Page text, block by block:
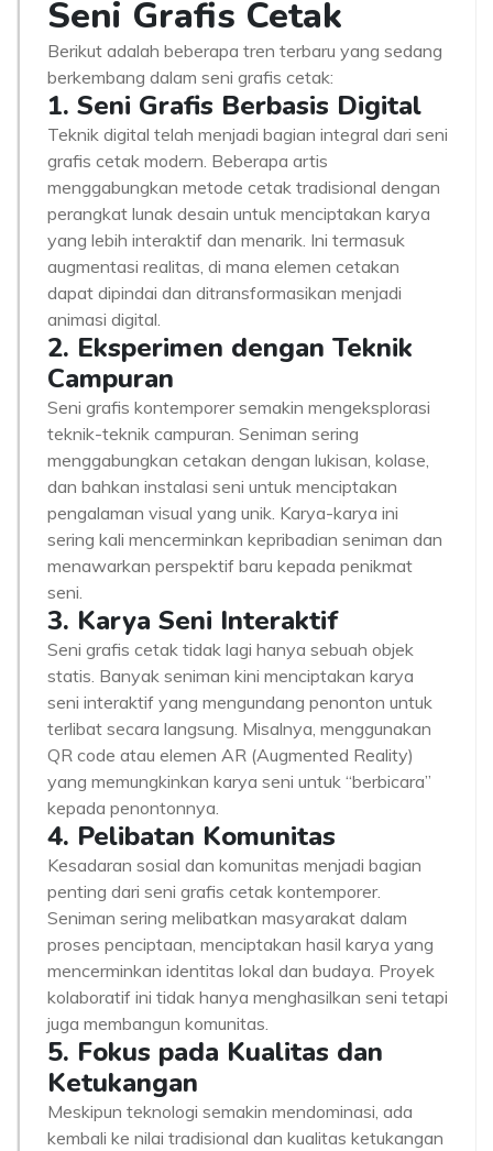
Seni Grafis Cetak
Berikut adalah beberapa tren terbaru yang sedang
berkembang dalam seni grafis cetak:
1. Seni Grafis Berbasis Digital
Teknik digital telah menjadi bagian integral dari seni
grafis cetak modern. Beberapa artis
menggabungkan metode cetak tradisional dengan
perangkat lunak desain untuk menciptakan karya
yang lebih interaktif dan menarik. Ini termasuk
augmentasi realitas, di mana elemen cetakan
dapat dipindai dan ditransformasikan menjadi
animasi digital.
2. Eksperimen dengan Teknik
Campuran
Seni grafis kontemporer semakin mengeksplorasi
teknik-teknik campuran. Seniman sering
menggabungkan cetakan dengan lukisan, kolase,
dan bahkan instalasi seni untuk menciptakan
pengalaman visual yang unik. Karya-karya ini
sering kali mencerminkan kepribadian seniman dan
menawarkan perspektif baru kepada penikmat
seni.
3. Karya Seni Interaktif
Seni grafis cetak tidak lagi hanya sebuah objek
statis. Banyak seniman kini menciptakan karya
seni interaktif yang mengundang penonton untuk
terlibat secara langsung. Misalnya, menggunakan
QR code atau elemen AR (Augmented Reality)
yang memungkinkan karya seni untuk “berbicara”
kepada penontonnya.
4. Pelibatan Komunitas
Kesadaran sosial dan komunitas menjadi bagian
penting dari seni grafis cetak kontemporer.
Seniman sering melibatkan masyarakat dalam
proses penciptaan, menciptakan hasil karya yang
mencerminkan identitas lokal dan budaya. Proyek
kolaboratif ini tidak hanya menghasilkan seni tetapi
juga membangun komunitas.
5. Fokus pada Kualitas dan
Ketukangan
Meskipun teknologi semakin mendominasi, ada
kembali ke nilai tradisional dan kualitas ketukangan